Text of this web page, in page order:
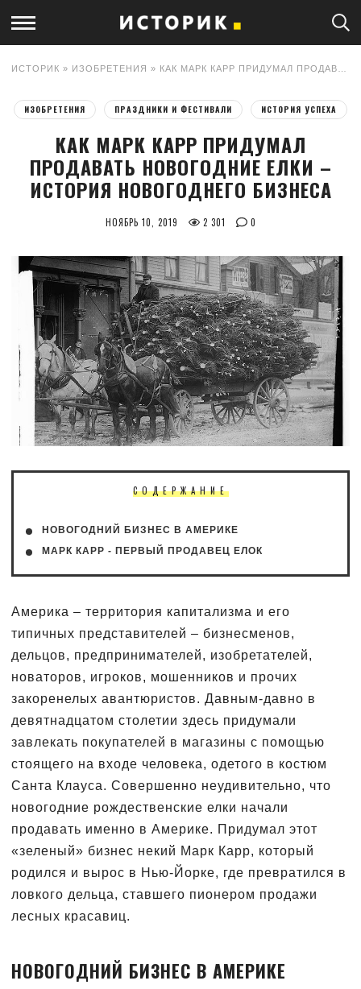
ИСТОРИК » ИЗОБРЕТЕНИЯ » КАК МАРК КАРР ПРИДУМАЛ ПРОДАВАТЬ НОВОГОДНИЕ ЕЛКИ – ИСТОРИЯ НОВОГОДНЕГО БИЗНЕСА
ИЗОБРЕТЕНИЯ ПРАЗДНИКИ И ФЕСТИВАЛИ ИСТОРИЯ УСПЕХА
КАК МАРК КАРР ПРИДУМАЛ
ПРОДАВАТЬ НОВОГОДНИЕ ЕЛКИ –
ИСТОРИЯ НОВОГОДНЕГО БИЗНЕСА
НОЯБРЬ 10, 2019 2 301 0
СОДЕРЖАНИЕ
НОВОГОДНИЙ БИЗНЕС В АМЕРИКЕ
МАРК КАРР - ПЕРВЫЙ ПРОДАВЕЦ ЕЛОК
Америка – территория капитализма и его
типичных представителей – бизнесменов,
дельцов, предпринимателей, изобретателей,
новаторов, игроков, мошенников и прочих
закоренелых авантюристов. Давным-давно в
девятнадцатом столетии здесь придумали
завлекать покупателей в магазины с помощью
стоящего на входе человека, одетого в костюм
Санта Клауса. Совершенно неудивительно, что
новогодние рождественские елки начали
продавать именно в Америке. Придумал этот
«зеленый» бизнес некий Марк Карр, который
родился и вырос в Нью-Йорке, где превратился в
ловкого дельца, ставшего пионером продажи
лесных красавиц.
НОВОГОДНИЙ БИЗНЕС В АМЕРИКЕ